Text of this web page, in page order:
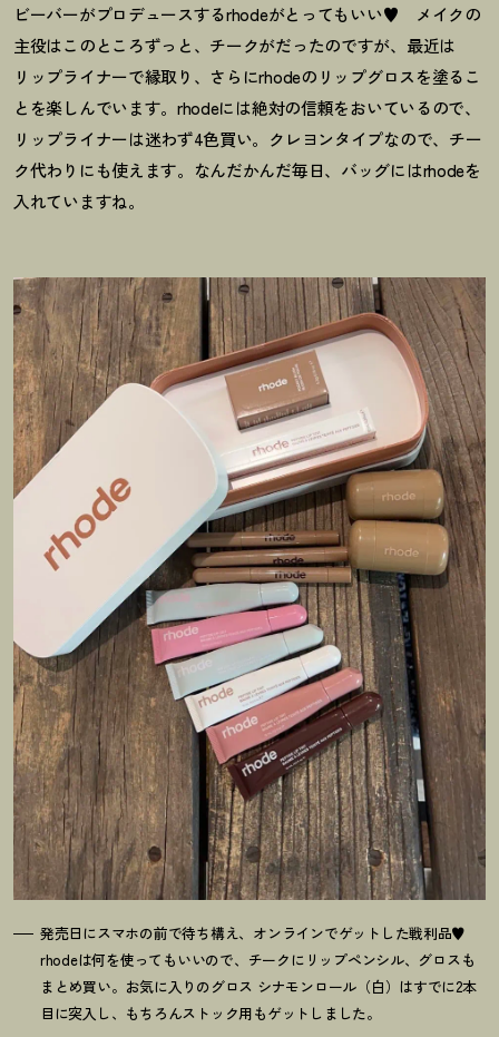
ビーバーがプロデュースするrhodeがとってもいい♥ メイクの
主役はこのところずっと、チークがだったのですが、最近は
リップライナーで縁取り、さらにrhodeのリップグロスを塗るこ
とを楽しんでいます。rhodeには絶対の信頼をおいているので、
リップライナーは迷わず4色買い。クレヨンタイプなので、チー
ク代わりにも使えます。なんだかんだ毎日、バッグにはrhodeを
入れていますね。
発売日にスマホの前で待ち構え、オンラインでゲットした戦利品♥
rhodeは何を使ってもいいので、チークにリップペンシル、グロスも
まとめ買い。お気に入りのグロス シナモンロール（白）はすでに2本
目に突入し、もちろんストック用もゲットしました。